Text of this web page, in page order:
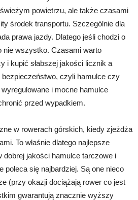
powietrzu, ale także czasami
środek transportu. Szczególnie dla
prawa jazdy. Dlatego jeśli chodzi o
nie wszystko. Czasami warto
i kupić słabszej jakości licznik a
bezpieczeństwo, czyli hamulce czy
i mocne hamulce
przed wypadkiem.
w rowerach górskich, kiedy zjeżdża
To właśnie dlatego najlepsze
dobrej jakości hamulce tarczowe i
poleca się najbardziej. Są one nieco
(przy okazji dociążają rower co jest
gwarantują znacznie wyższy